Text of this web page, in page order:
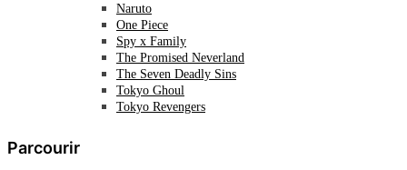
Naruto
One Piece
Spy x Family
The Promised Neverland
The Seven Deadly Sins
Tokyo Ghoul
Tokyo Revengers
Parcourir